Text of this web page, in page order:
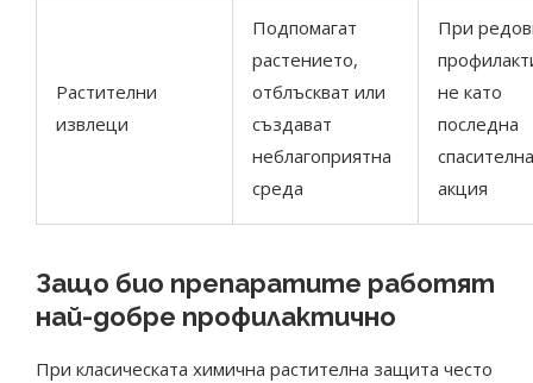
Растителни
извлеци
Подпомагат
растението,
отблъскват или
създават
неблагоприятна
среда
При
не като
последна
спасителна
акция
Защо био препаратите работят
най-добре профилактично
При класическата химична растителна защита често